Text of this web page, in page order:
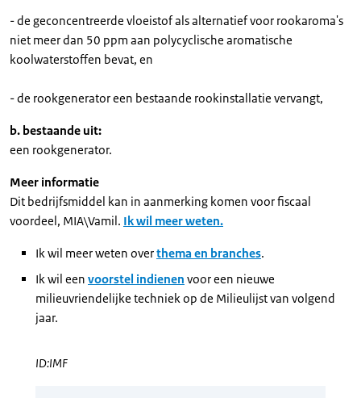
- de geconcentreerde vloeistof als alternatief voor rookaroma's
niet meer dan 50 ppm aan polycyclische aromatische
koolwaterstoffen bevat, en
- de rookgenerator een bestaande rookinstallatie vervangt,
b. bestaande uit:
een rookgenerator.
Meer informatie
Dit bedrijfsmiddel kan in aanmerking komen voor fiscaal
voordeel, MIA\Vamil. Ik wil meer weten.
Ik wil meer weten overthema en branches.
Ik wil een voorstel indienen voor een nieuwe
milieuvriendelijke techniek op de Milieulijst van volgend
jaar.
ID:IMF